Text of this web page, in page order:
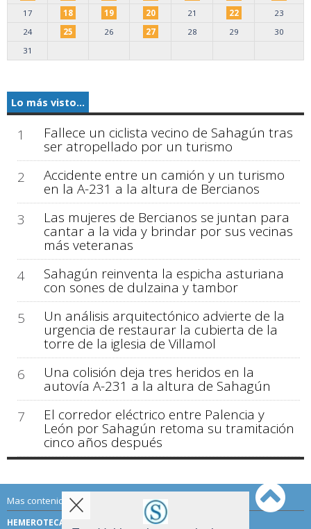
17
18 19 20 21 22
23
24
25 26 27 28 29
30
31
Lo más visto...
1 Fallece un ciclista vecino de Sahagún tras
ser atropellado por un turismo
2
Accidente entre un camión y un turismo
en la A-231 a la altura de Bercianos
3
Las mujeres de Bercianos se juntan para
cantar a la vida y brindar por sus vecinas
más veteranas
4
Sahagún reinventa la espicha asturiana
con sones de dulzaina y tambor
5
Un análisis arquitectónico advierte de la
urgencia de restaurar la cubierta de la
torre de la iglesia de Villamol
6
Una colisión deja tres heridos en la
autovía A-231 a la altura de Sahagún
7
El corredor eléctrico entre Palencia y
León por Sahagún retoma su tramitación
cinco años después
Mas contenido de Sahagún Digital:
HEMEROTECA TÉRMINOS DE USO